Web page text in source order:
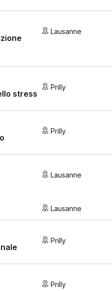
Lausanne
stress
Prilly
Prilly
Lausanne
Lausanne
Prilly
Prilly